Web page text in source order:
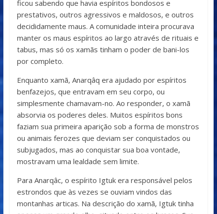
ficou sabendo que havia espíritos bondosos e
prestativos, outros agressivos e maldosos, e outros
decididamente maus. A comunidade inteira procurava
manter os maus espíritos ao largo através de rituais e
tabus, mas só os xamãs tinham o poder de bani-los
por completo.
Enquanto xamã, Anarqâq era ajudado por espíritos
benfazejos, que entravam em seu corpo, ou
simplesmente chamavam-no. Ao responder, o xamã
absorvia os poderes deles. Muitos espíritos bons
faziam sua primeira aparição sob a forma de monstros
ou animais ferozes que deviam ser conquistados ou
subjugados, mas ao conquistar sua boa vontade,
mostravam uma lealdade sem limite.
Para Anarqâc, o espírito Igtuk era responsável pelos
estrondos que às vezes se ouviam vindos das
montanhas articas. Na descrição do xamã, Igtuk tinha